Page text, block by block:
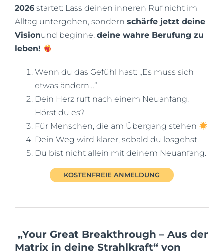
2026startet: Lass deinen inneren Ruf nicht im
Alltag untergehen, sondern schärfe jetzt deine
Visionund beginne, deine wahre Berufung zu
leben!
Wenn du das Gefühl hast: „Es muss sich
etwas ändern…“
Dein Herz ruft nach einem Neuanfang.
Hörst du es?
Für Menschen, die am Übergang stehen
Dein Weg wird klarer, sobald du losgehst.
Du bist nicht allein mit deinem Neuanfang.
KOSTENFREIE ANMELDUNG
„Your Great Breakthrough – Aus der
Matrix in deine Strahlkraft“ von